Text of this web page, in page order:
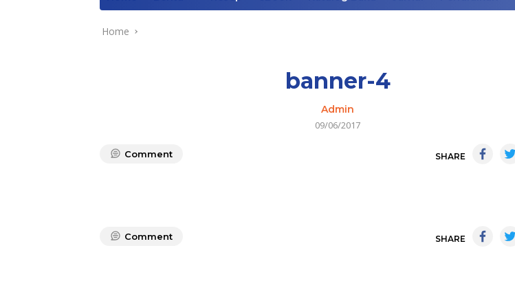
Home
banner-4
Admin
09/06/2017
Comment SHARE
Comment SHARE